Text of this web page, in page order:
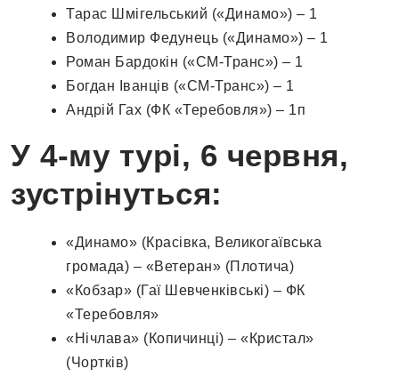
Тарас Шмігельський («Динамо») – 1
Володимир Федунець («Динамо») – 1
Роман Бардокін («СМ-Транс») – 1
Богдан Іванців («СМ-Транс») – 1
Андрій Гах (ФК «Теребовля») – 1п
У 4-му турі, 6 червня,
зустрінуться:
«Динамо» (Красівка, Великогаївська
громада) – «Ветеран» (Плотича)
«Кобзар» (Гаї Шевченківські) – ФК
«Теребовля»
«Нічлава» (Копичинці) – «Кристал»
(Чортків)